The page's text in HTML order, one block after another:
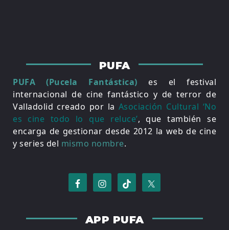
PUFA
PUFA (Pucela Fantástica) es el festival
internacional de cine fantástico y de terror de
Valladolid creado por la Asociación Cultural ‘No
es cine todo lo que reluce’, que también se
encarga de gestionar desde 2012 la web de cine
y series del mismo nombre.
APP PUFA